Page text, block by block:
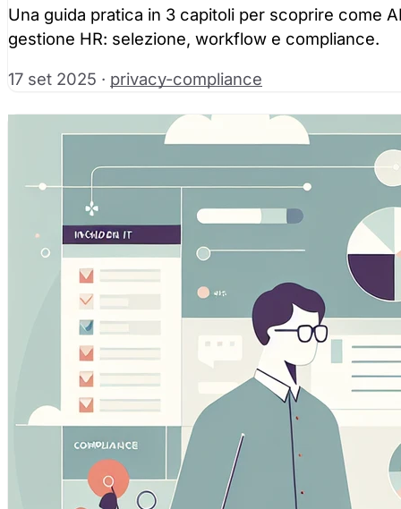
Una guida pratica in 3 capitoli per scoprire come
gestione HR: selezione, workflow e compliance.
17 set 2025 · privacy-compliance